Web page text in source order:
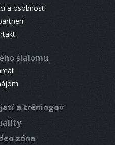
a osobnosti
slalomu
a tréningov
zóna